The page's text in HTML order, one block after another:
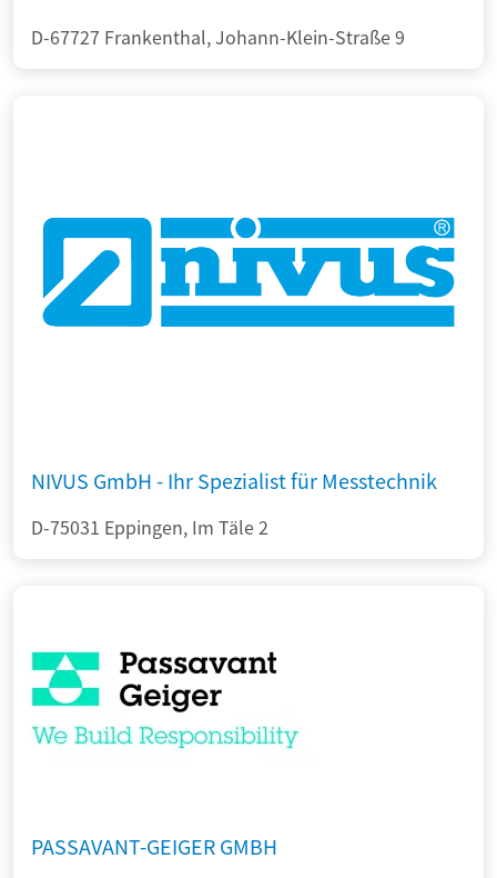
D-67727 Frankenthal, Johann-Klein-Straße 9
NIVUS GmbH - Ihr Spezialist für Messtechnik
D-75031 Eppingen, Im Täle 2
PASSAVANT-GEIGER GMBH